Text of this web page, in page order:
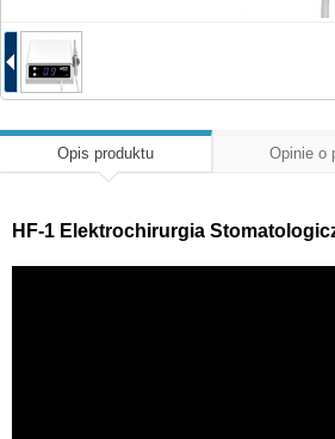
Opis produktu Opinie o
HF-1 Elektrochirurgia